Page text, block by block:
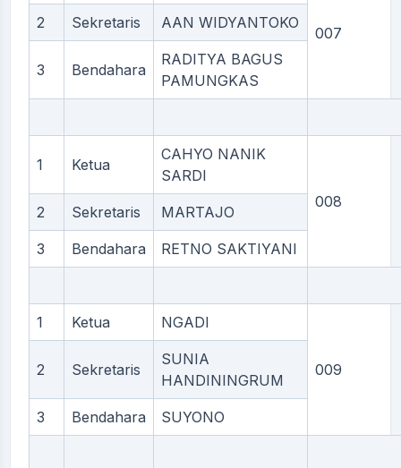
007
2 Sekretaris AAN WIDYANTOKO
3 Bendahara
RADITYA BAGUS
PAMUNGKAS
1 Ketua
CAHYO NANIK
SARDI
008
2 Sekretaris MARTAJO
3 Bendahara RETNO SAKTIYANI
1 Ketua NGADI
009
2 Sekretaris
SUNIA
HANDININGRUM
3 Bendahara SUYONO